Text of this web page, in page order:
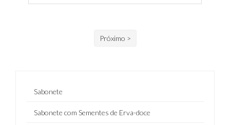
Próximo >
Sabonete
Sabonete com Sementes de Erva-doce